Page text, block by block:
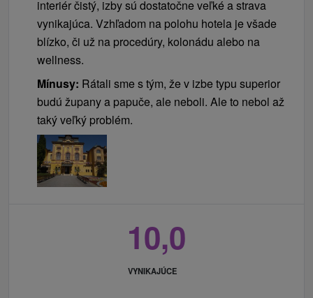
interiér čistý, izby sú dostatočne veľké a strava
vynikajúca. Vzhľadom na polohu hotela je všade
blízko, či už na procedúry, kolonádu alebo na
wellness.
Mínusy: Rátali sme s tým, že v izbe typu superior
budú župany a papuče, ale neboli. Ale to nebol až
taký veľký problém.
10,0
VYNIKAJÚCE